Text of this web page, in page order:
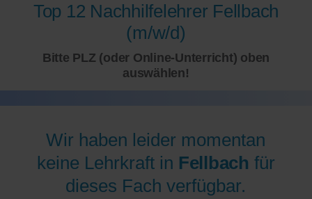
Top 12 Nachhilfelehrer Fellbach
(m/w/d)
Bitte PLZ (oder Online-Unterricht) oben
auswählen!
Wir haben leider momentan
keine Lehrkraft in Fellbach für
dieses Fach verfügbar.